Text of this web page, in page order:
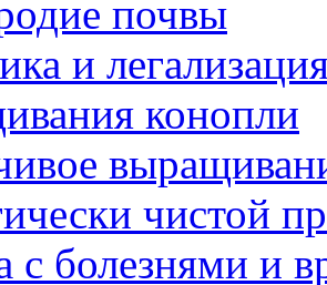
почвы
и
конопли
чистой
с болезнями и